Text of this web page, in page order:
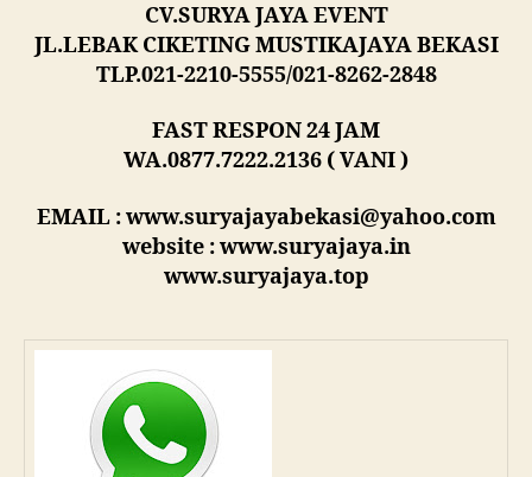
CV.SURYA JAYA EVENT
JL.LEBAK CIKETING MUSTIKAJAYA BEKASI
TLP.021-2210-5555/021-8262-2848
FAST RESPON 24 JAM
WA.0877.7222.2136 ( VANI )
EMAIL : www.suryajayabekasi@yahoo.com
website : www.suryajaya.in
www.suryajaya.top